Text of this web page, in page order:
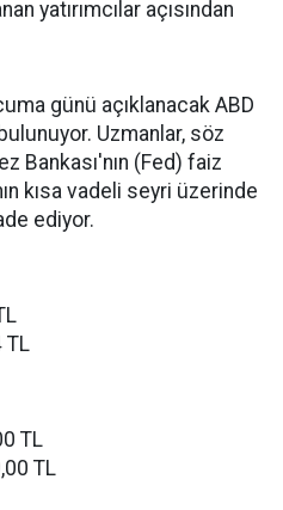
yatırımcılar açısından
günü açıklanacak ABD
Uzmanlar, söz
Bankası'nın (Fed) faiz
kısa vadeli seyri üzerinde
ediyor.
TL
TL
TL